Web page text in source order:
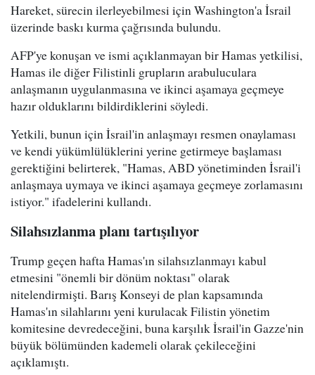
Hareket, sürecin ilerleyebilmesi için Washington'a İsrail
üzerinde baskı kurma çağrısında bulundu.
AFP'ye konuşan ve ismi açıklanmayan bir Hamas yetkilisi,
Hamas ile diğer Filistinli grupların arabuluculara
anlaşmanın uygulanmasına ve ikinci aşamaya geçmeye
hazır olduklarını bildirdiklerini söyledi.
Yetkili, bunun için İsrail'in anlaşmayı resmen onaylaması
ve kendi yükümlülüklerini yerine getirmeye başlaması
gerektiğini belirterek, "Hamas, ABD yönetiminden İsrail'i
anlaşmaya uymaya ve ikinci aşamaya geçmeye zorlamasını
istiyor." ifadelerini kullandı.
Silahsızlanma planı tartışılıyor
Trump geçen hafta Hamas'ın silahsızlanmayı kabul
etmesini "önemli bir dönüm noktası" olarak
nitelendirmişti. Barış Konseyi de plan kapsamında
Hamas'ın silahlarını yeni kurulacak Filistin yönetim
komitesine devredeceğini, buna karşılık İsrail'in Gazze'nin
büyük bölümünden kademeli olarak çekileceğini
açıklamıştı.